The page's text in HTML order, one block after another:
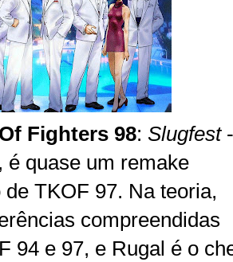
Fighters 98: Slugfest-
é quase um remake
de TKOF 97. Na teoria,
compreendidas
94 e 97, e Rugal é o